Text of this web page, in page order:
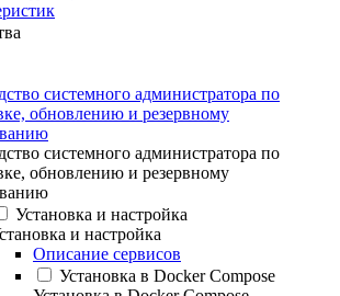
системного администратора по
обновлению и резервному
системного администратора по
обновлению и резервному
Установка и настройка
и настройка
Описание сервисов
Установка в Docker Compose